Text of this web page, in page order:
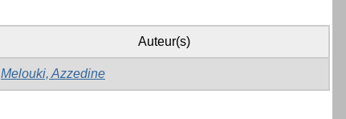
Auteur(s)
Melouki, Azzedine